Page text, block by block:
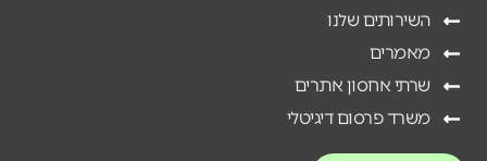
השירותים שלנו
מאמרים
שרתי אחסון אתרים
משרד פרסום דיגיטלי